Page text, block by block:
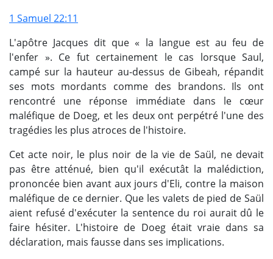
1 Samuel 22:11
L'apôtre Jacques dit que « la langue est au feu de
l'enfer ». Ce fut certainement le cas lorsque Saul,
campé sur la hauteur au-dessus de Gibeah, répandit
ses mots mordants comme des brandons. Ils ont
rencontré une réponse immédiate dans le cœur
maléfique de Doeg, et les deux ont perpétré l'une des
tragédies les plus atroces de l'histoire.
Cet acte noir, le plus noir de la vie de Saül, ne devait
pas être atténué, bien qu'il exécutât la malédiction,
prononcée bien avant aux jours d'Eli, contre la maison
maléfique de ce dernier. Que les valets de pied de Saül
aient refusé d'exécuter la sentence du roi aurait dû le
faire hésiter. L'histoire de Doeg était vraie dans sa
déclaration, mais fausse dans ses implications.